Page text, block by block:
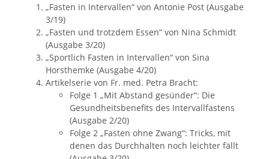
„Fasten in Intervallen“ von Antonie Post (Ausgabe
3/19)
„Fasten und trotzdem Essen“ von Nina Schmidt
(Ausgabe 3/20)
„Sportlich Fasten in Intervallen“ von Sina
Horsthemke (Ausgabe 4/20)
Artikelserie von Fr. med. Petra Bracht:
Folge 1 „Mit Abstand gesünder“: Die
Gesundheitsbenefits des Intervallfastens
(Ausgabe 2/20)
Folge 2 „Fasten ohne Zwang“: Tricks, mit
denen das Durchhalten noch leichter fällt